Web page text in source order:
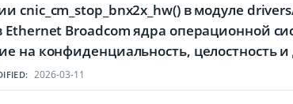
cnic_cm_stop_bnx2x_hw() в модуле
Ethernet Broadcom ядра операционной
на конфиденциальность,
2026-03-11